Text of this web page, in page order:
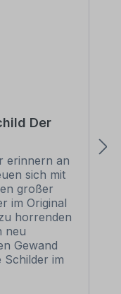
Der
erinnern an
sich mit
großer
im Original
horrenden
neu
Gewand
Schilder im